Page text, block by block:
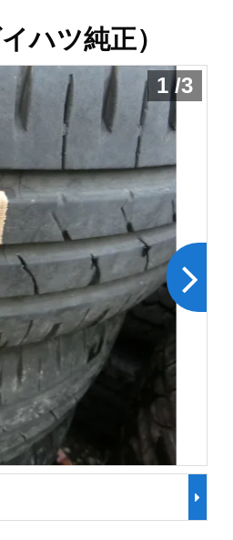
ハツ純正）
1/3